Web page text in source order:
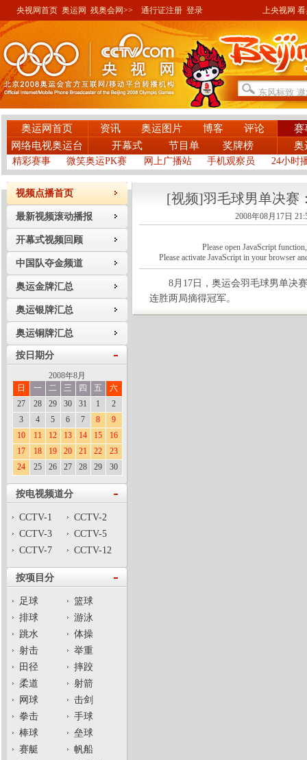
央视网首页 奥运网 残奥会网>> 通行证注册 登录 上央视网 看奥
奥运网首页 资讯 奥运图片 博客 评论
赛
网络电视奥运台
开幕式 节目单 奖牌榜 奥
精彩赛事 微笑奥运PK赛 网上广播站 手机观察员 24小时
视频点播首页
最新视频滚动播报
开幕式视频回顾
中国队夺金频道
奥运金牌汇总
奥运银牌汇总
奥运铜牌汇总
按日期分
2008年8月
日
一 二 三 四 五
六
27
28 29 30 31 1
2
3
4 5 6 7 8
9
10
11 12 13 14 15
16
17
18 19 20 21 22
23
24
25 26 27 28 29 30
按电视频道分
CCTV-1
CCTV-2
CCTV-3
CCTV-5
CCTV-7
CCTV-12
按项目分
足球
篮球
排球
游泳
跳水
体操
射击
举重
田径
摔跤
柔道
射箭
网球
击剑
拳击
手球
棒球
垒球
赛艇
帆船
[视频]羽毛球男单决赛
2008年08月17日
Please open JavaScript
Please activate JavaScript in your browser
8月17日，奥运会羽毛球男单决赛
连胜两局摘得冠军。